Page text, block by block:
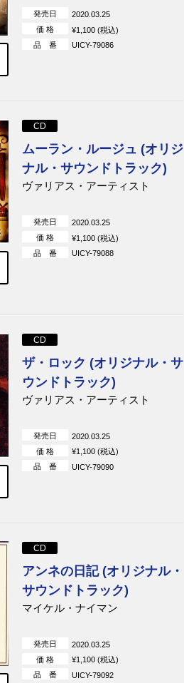
発売日
2020.03.25
価 格
¥1,100 (税込)
品 番
UICY-79086
CD
ムーラン・ルージュ (オリジ
ナル・サウンドトラック)
ヴァリアス・アーティスト
発売日
2020.03.25
価 格
¥1,100 (税込)
品 番
UICY-79088
CD
ザ・ロック (オリジナル・サ
ウンドトラック)
ヴァリアス・アーティスト
発売日
2020.03.25
価 格
¥1,100 (税込)
品 番
UICY-79090
CD
アンネの日記 (オリジナル・
サウンドトラック)
マイケル・ナイマン
発売日
2020.03.25
価 格
¥1,100 (税込)
品 番
UICY-79092